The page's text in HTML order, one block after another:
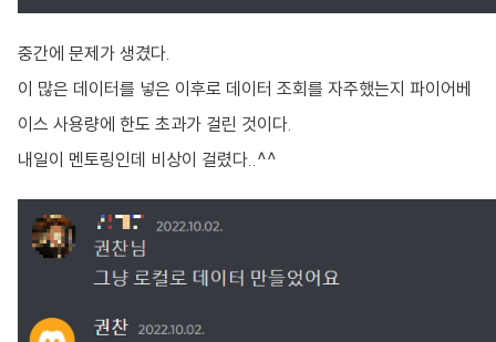
중간에 문제가 생겼다.
이 많은 데이터를 넣은 이후로 데이터 조회를 자주했는지 파이어베
이스 사용량에 한도 초과가 걸린 것이다.
내일이 멘토링인데 비상이 걸렸다..^^